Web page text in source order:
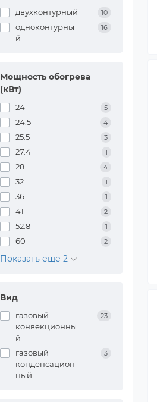
двухконтурный 10
одноконтурны
й
16
Мощность обогрева
(кВт)
24 5
24.5 4
25.5 3
27.4 1
28 4
32 1
36 1
41 2
52.8 1
60 2
Показать еще 2
Вид
газовый
конвекционны
й
23
газовый
конденсацион
ный
3